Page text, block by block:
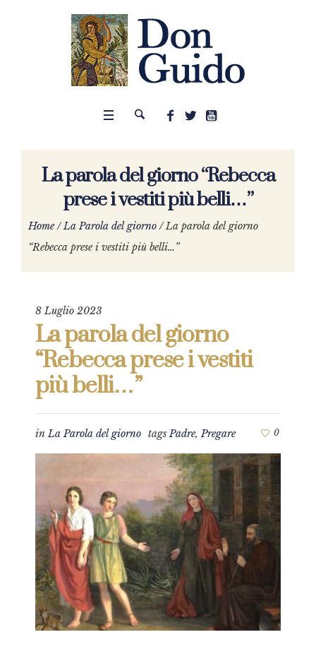
La parola del giorno “Rebecca
prese i vestiti più belli…”
Home /La Parola del giorno /La parola del giorno
“Rebecca prese i vestiti più belli…”
8 Luglio 2023
La parola del giorno
“Rebecca prese i vestiti
più belli…”
inLa Parola del giorno tagsPadre,Pregare 0